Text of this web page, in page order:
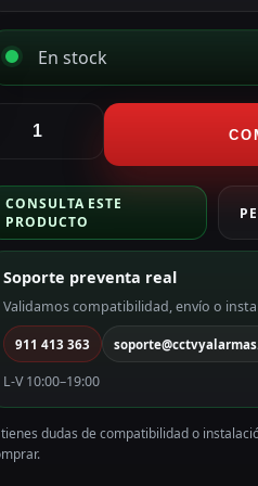
En stock
CONSULTA ESTE
PRODUCTO
Soporte preventa real
Validamos compatibilidad, envío o
911 413 363
L-V 10:00–19:00
dudas de compatibilidad o